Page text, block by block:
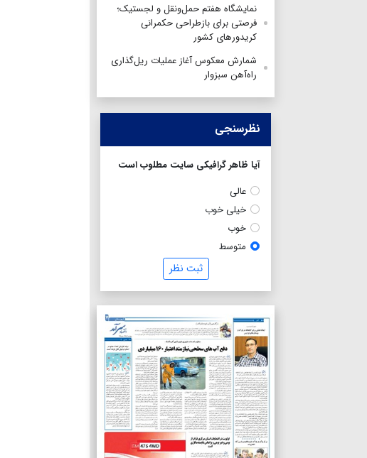
نمایشگاه هفتم حمل‌ونقل و لجستیک؛
فرصتی برای بازطراحی حکمرانی
کریدورهای کشور
شمارش معکوس آغاز عملیات ریل‌گذاری
راه‌آهن سبزوار
نظرسنجی
آیا ظاهر گرافیکی سایت مطلوب است
عالی
خیلی خوب
خوب
متوسط
ثبت نظر